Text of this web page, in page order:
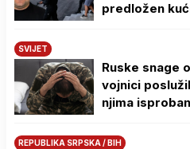
predložen
SVIJET
Ruske snage
vojnici
njima
REPUBLIKA SRPSKA / BIH